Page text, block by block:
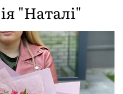
"Наталі"